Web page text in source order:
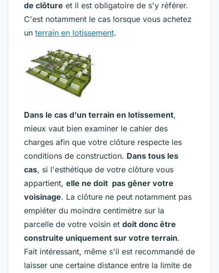
de clôture et il est obligatoire de s'y référer.
C'est notamment le cas lorsque vous achetez
un terrain en lotissement.
Dans le cas d'un terrain en lotissement,
mieux vaut bien examiner le cahier des
charges afin que votre clôture respecte les
conditions de construction. Dans tous les
cas, si l'esthétique de votre clôture vous
appartient, elle ne doit pas gêner votre
voisinage. La clôture ne peut notamment pas
empiéter du moindre centimètre sur la
parcelle de votre voisin et doit donc être
construite uniquement sur votre terrain.
Fait intéressant, même s'il est recommandé de
laisser une certaine distance entre la limite de